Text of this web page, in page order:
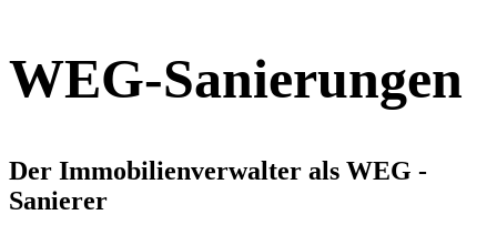
WEG-Sanierungen
Der Immobilienverwalter als WEG -
Sanierer